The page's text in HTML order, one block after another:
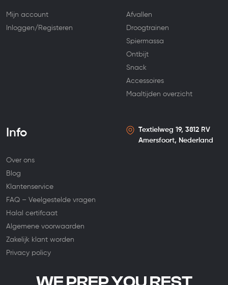
Mijn account
Inloggen/Registeren
Afvallen
Droogtrainen
Spiermassa
Ontbijt
Snack
Accessoires
Maaltijden overzicht
Info
Over ons
Blog
Klantenservice
FAQ – Veelgestelde vragen
Halal certifcaat
Algemene voorwaarden
Zakelijk klant worden
Privacy policy
Textielweg 19, 3812 RV
Amersfoort, Nederland